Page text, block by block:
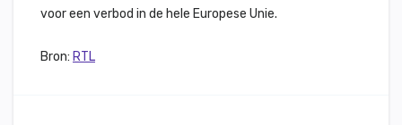
voor een verbod in de hele Europese Unie.
Bron: RTL